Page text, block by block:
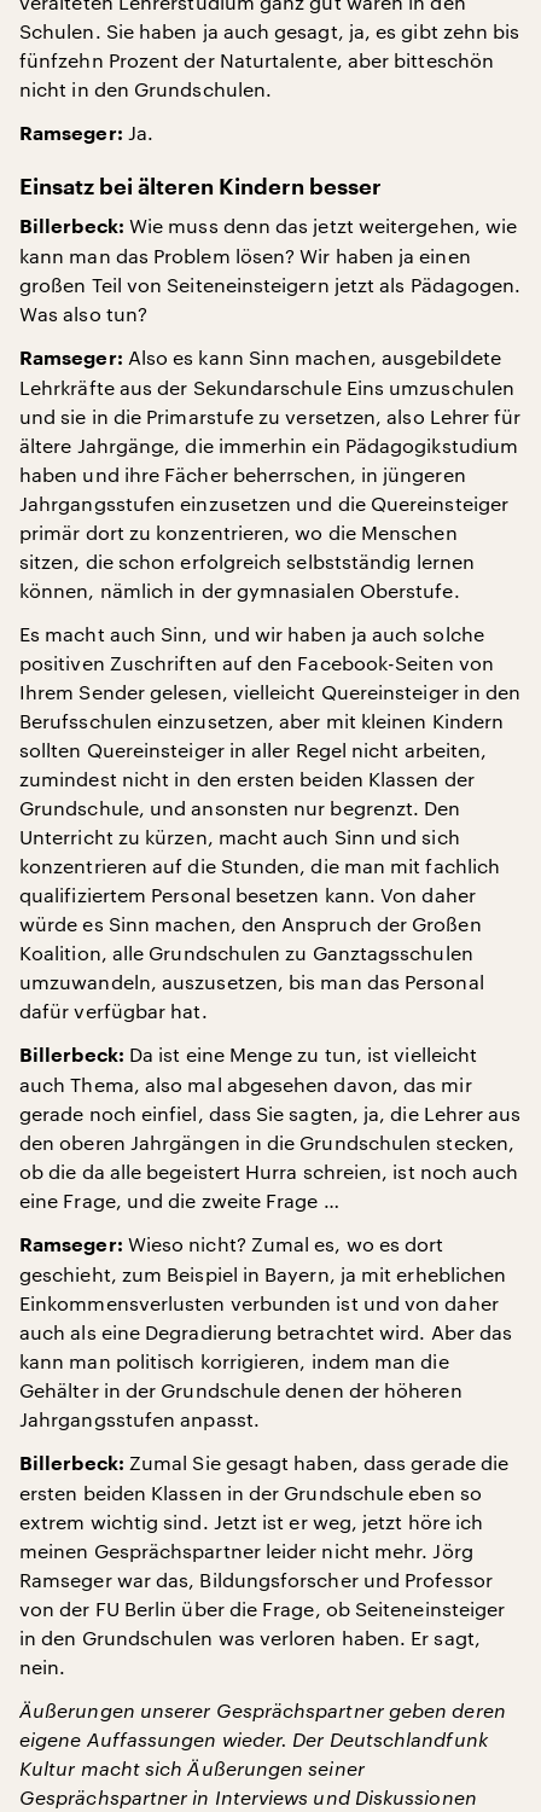
Schulen. Sie haben ja auch gesagt, ja, es gibt zehn bis
fünfzehn Prozent der Naturtalente, aber bitteschön
nicht in den Grundschulen.
Ramseger: Ja.
Einsatz bei älteren Kindern besser
Billerbeck: Wie muss denn das jetzt weitergehen, wie
kann man das Problem lösen? Wir haben ja einen
großen Teil von Seiteneinsteigern jetzt als Pädagogen.
Was also tun?
Ramseger: Also es kann Sinn machen, ausgebildete
Lehrkräfte aus der Sekundarschule Eins umzuschulen
und sie in die Primarstufe zu versetzen, also Lehrer für
ältere Jahrgänge, die immerhin ein Pädagogikstudium
haben und ihre Fächer beherrschen, in jüngeren
Jahrgangsstufen einzusetzen und die Quereinsteiger
primär dort zu konzentrieren, wo die Menschen
sitzen, die schon erfolgreich selbstständig lernen
können, nämlich in der gymnasialen Oberstufe.
Es macht auch Sinn, und wir haben ja auch solche
positiven Zuschriften auf den Facebook-Seiten von
Ihrem Sender gelesen, vielleicht Quereinsteiger in den
Berufsschulen einzusetzen, aber mit kleinen Kindern
sollten Quereinsteiger in aller Regel nicht arbeiten,
zumindest nicht in den ersten beiden Klassen der
Grundschule, und ansonsten nur begrenzt. Den
Unterricht zu kürzen, macht auch Sinn und sich
konzentrieren auf die Stunden, die man mit fachlich
qualifiziertem Personal besetzen kann. Von daher
würde es Sinn machen, den Anspruch der Großen
Koalition, alle Grundschulen zu Ganztagsschulen
umzuwandeln, auszusetzen, bis man das Personal
dafür verfügbar hat.
Billerbeck: Da ist eine Menge zu tun, ist vielleicht
auch Thema, also mal abgesehen davon, das mir
gerade noch einfiel, dass Sie sagten, ja, die Lehrer aus
den oberen Jahrgängen in die Grundschulen stecken,
ob die da alle begeistert Hurra schreien, ist noch auch
eine Frage, und die zweite Frage …
Ramseger: Wieso nicht? Zumal es, wo es dort
geschieht, zum Beispiel in Bayern, ja mit erheblichen
Einkommensverlusten verbunden ist und von daher
auch als eine Degradierung betrachtet wird. Aber das
kann man politisch korrigieren, indem man die
Gehälter in der Grundschule denen der höheren
Jahrgangsstufen anpasst.
Billerbeck: Zumal Sie gesagt haben, dass gerade die
ersten beiden Klassen in der Grundschule eben so
extrem wichtig sind. Jetzt ist er weg, jetzt höre ich
meinen Gesprächspartner leider nicht mehr. Jörg
Ramseger war das, Bildungsforscher und Professor
von der FU Berlin über die Frage, ob Seiteneinsteiger
in den Grundschulen was verloren haben. Er sagt,
nein.
Äußerungen unserer Gesprächspartner geben deren
eigene Auffassungen wieder. Der Deutschlandfunk
Kultur macht sich Äußerungen seiner
Gesprächspartner in Interviews und Diskussionen